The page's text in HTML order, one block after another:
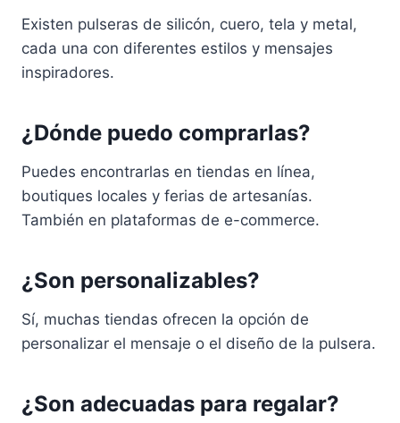
Existen pulseras de silicón, cuero, tela y metal,
cada una con diferentes estilos y mensajes
inspiradores.
¿Dónde puedo comprarlas?
Puedes encontrarlas en tiendas en línea,
boutiques locales y ferias de artesanías.
También en plataformas de e-commerce.
¿Son personalizables?
Sí, muchas tiendas ofrecen la opción de
personalizar el mensaje o el diseño de la pulsera.
¿Son adecuadas para regalar?